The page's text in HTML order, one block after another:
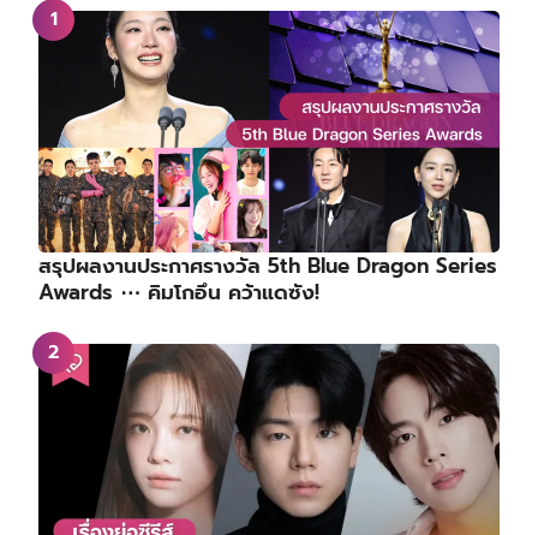
สรุปผลงานประกาศรางวัล 5th Blue Dragon Series
Awards ⋯ คิมโกอึน คว้าแดซัง!